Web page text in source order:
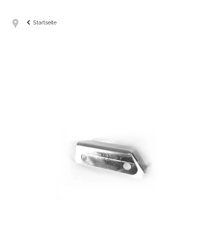
Startseite